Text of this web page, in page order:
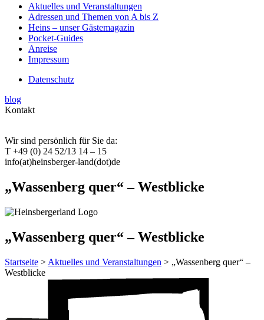
Aktuelles und Veranstaltungen
Adressen und Themen von A bis Z
Heins – unser Gästemagazin
Pocket-Guides
Anreise
Impressum
Datenschutz
blog
Kontakt
Wir sind persönlich für Sie da:
T +49 (0) 24 52/13 14 – 15
info(at)heinsberger-land(dot)de
„Wassenberg quer“ – Westblicke
„Wassenberg quer“ – Westblicke
Startseite > Aktuelles und Veranstaltungen > „Wassenberg quer“ –
Westblicke